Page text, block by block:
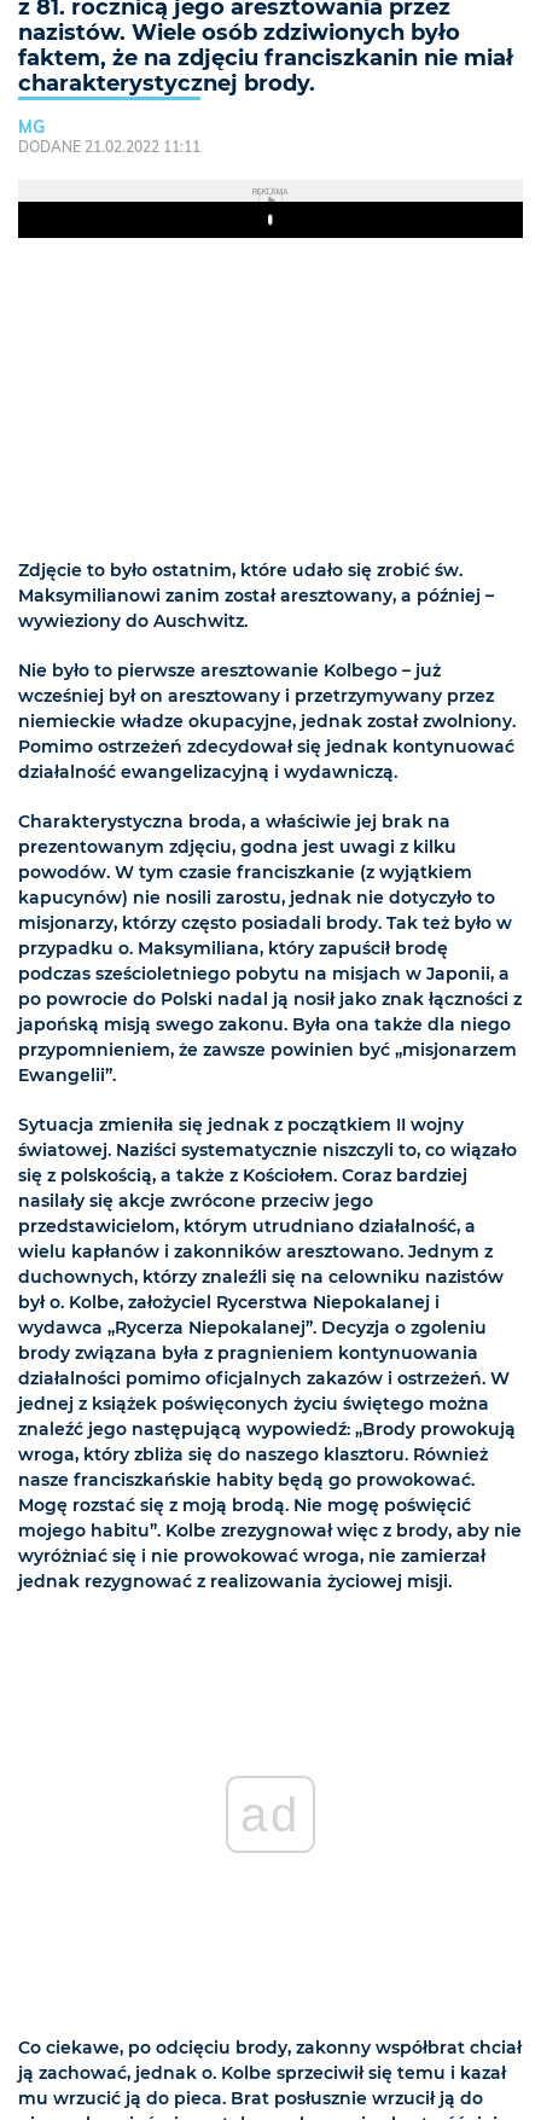
z 81. rocznicą jego aresztowania przez
nazistów. Wiele osób zdziwionych było
faktem, że na zdjęciu franciszkanin nie miał
charakterystycznej brody.
MG
DODANE 21.02.2022 11:11
REKLAMA
Play
Zdjęcie to było ostatnim, które udało się zrobić św.
Maksymilianowi zanim został aresztowany, a później –
wywieziony do Auschwitz.
Nie było to pierwsze aresztowanie Kolbego – już
wcześniej był on aresztowany i przetrzymywany przez
niemieckie władze okupacyjne, jednak został zwolniony.
Pomimo ostrzeżeń zdecydował się jednak kontynuować
działalność ewangelizacyjną i wydawniczą.
Charakterystyczna broda, a właściwie jej brak na
prezentowanym zdjęciu, godna jest uwagi z kilku
powodów. W tym czasie franciszkanie (z wyjątkiem
kapucynów) nie nosili zarostu, jednak nie dotyczyło to
misjonarzy, którzy często posiadali brody. Tak też było w
przypadku o. Maksymiliana, który zapuścił brodę
podczas sześcioletniego pobytu na misjach w Japonii, a
po powrocie do Polski nadal ją nosił jako znak łączności z
japońską misją swego zakonu. Była ona także dla niego
przypomnieniem, że zawsze powinien być „misjonarzem
Ewangelii”.
Sytuacja zmieniła się jednak z początkiem II wojny
światowej. Naziści systematycznie niszczyli to, co wiązało
się z polskością, a także z Kościołem. Coraz bardziej
nasilały się akcje zwrócone przeciw jego
przedstawicielom, którym utrudniano działalność, a
wielu kapłanów i zakonników aresztowano. Jednym z
duchownych, którzy znaleźli się na celowniku nazistów
był o. Kolbe, założyciel Rycerstwa Niepokalanej i
wydawca „Rycerza Niepokalanej”. Decyzja o zgoleniu
brody związana była z pragnieniem kontynuowania
działalności pomimo oficjalnych zakazów i ostrzeżeń. W
jednej z książek poświęconych życiu świętego można
znaleźć jego następującą wypowiedź: „Brody prowokują
wroga, który zbliża się do naszego klasztoru. Również
nasze franciszkańskie habity będą go prowokować.
Mogę rozstać się z moją brodą. Nie mogę poświęcić
mojego habitu”. Kolbe zrezygnował więc z brody, aby nie
wyróżniać się i nie prowokować wroga, nie zamierzał
jednak rezygnować z realizowania życiowej misji.
ad
Co ciekawe, po odcięciu brody, zakonny współbrat chciał
ją zachować, jednak o. Kolbe sprzeciwił się temu i kazał
mu wrzucić ją do pieca. Brat posłusznie wrzucił ją do